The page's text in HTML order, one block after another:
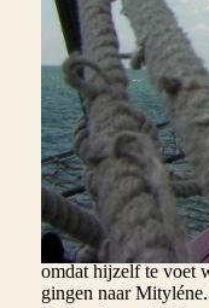
6Zelf zeilden wij na
bij hen in Troas,
het breken van het
hen het woord. 8Er
Eutychus, zat in het
bevangen.
10Maar Paulus
ongerust, want er is
11Hij ging weer
heen. 12De jongen
eerder scheep
omdat hijzelf te voet
gingen naar